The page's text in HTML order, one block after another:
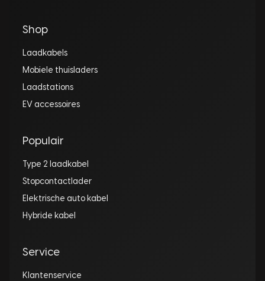
Shop
Laadkabels
Mobiele thuisladers
Laadstations
EV accessoires
Populair
Type 2 laadkabel
Stopcontactlader
Elektrische auto kabel
Hybride kabel
Service
Klantenservice